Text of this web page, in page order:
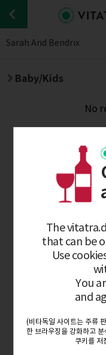
The
that can be
Use
You
and
(비타독일 사이트는 주류
한 브라우징을 강화하고
쿠키를 저
Sarah And Bendrix
Baby/Kids
No